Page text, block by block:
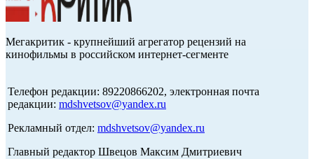
Мегакритик - крупнейший агрегатор рецензий на
кинофильмы в российском интернет-сегменте
Телефон редакции: 89220866202, электронная почта
редакции: mdshvetsov@yandex.ru
Рекламный отдел: mdshvetsov@yandex.ru
Главный редактор Швецов Максим Дмитриевич